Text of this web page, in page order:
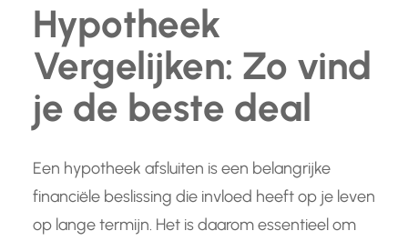
Hypotheek
Vergelijken: Zo vind
je de beste deal
Een hypotheek afsluiten is een belangrijke
financiële beslissing die invloed heeft op je leven
op lange termijn. Het is daarom essentieel om